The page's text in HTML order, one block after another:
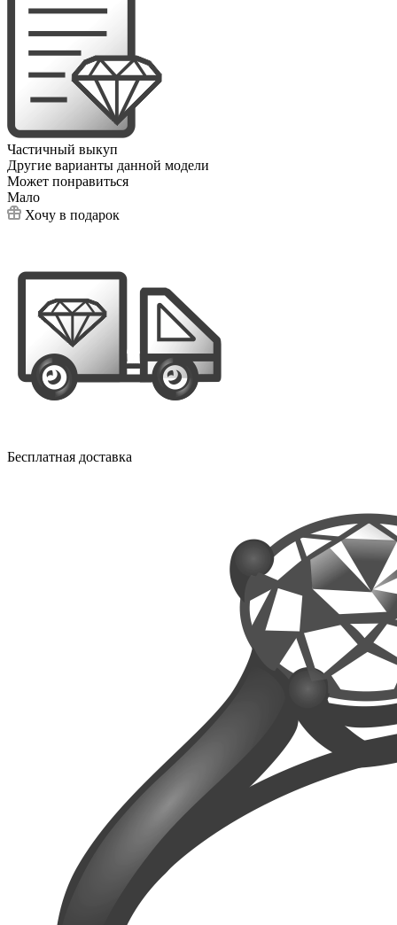
Частичный выкуп
Другие варианты данной модели
Может понравиться
Мало
Хочу в подарок
Бесплатная доставка